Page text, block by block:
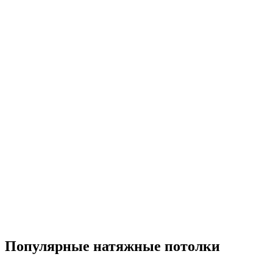
Популярные натяжные потолки